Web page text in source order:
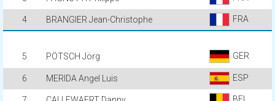
4 BRANGIER Jean-Christophe FRA
5 PÖTSCH Jörg GER
6 MERIDA Angel Luis ESP
BEL